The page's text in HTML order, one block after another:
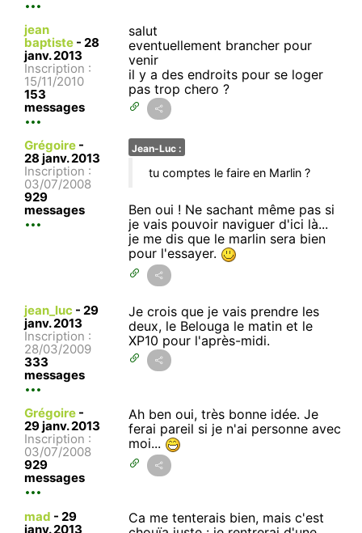
jean
baptiste - 28
janv. 2013
Inscription :
15/11/2010
153
messages
salut
eventuellement brancher pour
venir
il y a des endroits pour se loger
pas trop chero ?
Grégoire -
28 janv. 2013
Inscription :
03/07/2008
929
messages
Jean-Luc :
tu comptes le faire en Marlin ?
Ben oui ! Ne sachant même pas si
je vais pouvoir naviguer d'ici là...
je me dis que le marlin sera bien
pour l'essayer.
jean_luc - 29
janv. 2013
Inscription :
28/03/2009
333
messages
Je crois que je vais prendre les
deux, le Belouga le matin et le
XP10 pour l'après-midi.
Grégoire -
29 janv. 2013
Inscription :
03/07/2008
929
messages
Ah ben oui, très bonne idée. Je
ferai pareil si je n'ai personne avec
moi...
mad - 29
janv. 2013
Ca me tenterais bien, mais c'est